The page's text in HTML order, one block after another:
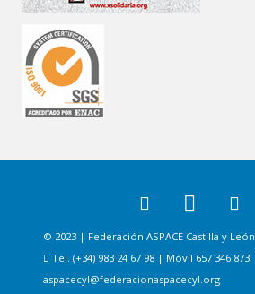
© 2023 | Federación ASPACE Castilla y León
Tel. (+34) 983 24 67 98 | Móvil 657 346 873
aspacecyl@federacionaspacecyl.org